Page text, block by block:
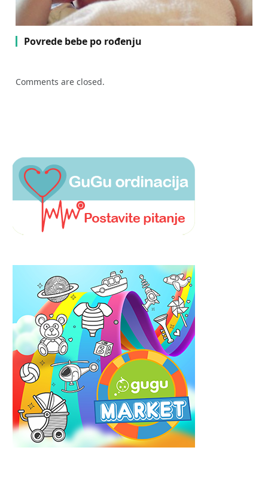
Povrede bebe po rođenju
Comments are closed.